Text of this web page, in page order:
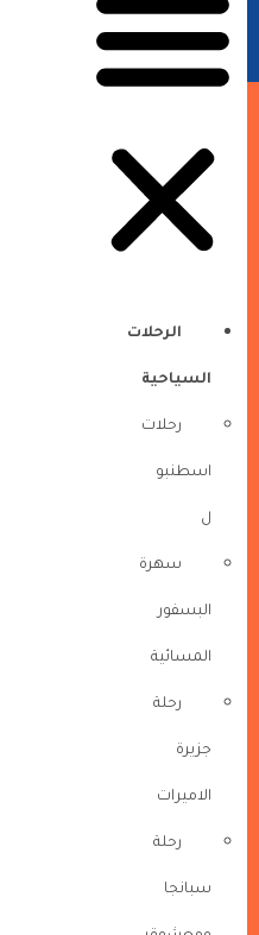
الرحلات
السياحية
رحلات
اسطنبو
ل
سهرة
البسفور
المسائية
رحلة
جزيرة
الاميرات
رحلة
سبانجا